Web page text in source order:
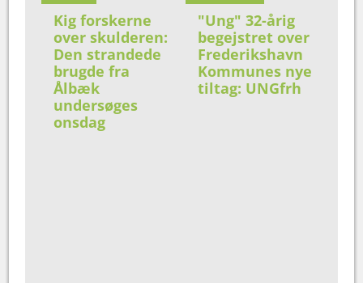
Kig forskerne
over skulderen:
Den strandede
brugde fra
Ålbæk
undersøges
onsdag
"Ung" 32-årig
begejstret over
Frederikshavn
Kommunes nye
tiltag: UNGfrh